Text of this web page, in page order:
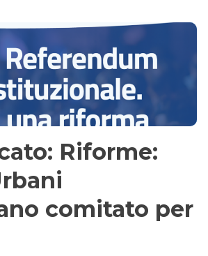
Riforme:
comitato per